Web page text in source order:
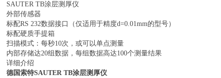
SAUTER TB涂层测厚仪
外部传感器
标配RS 232数据接口（仅适用于精度d=0.01mm的型号）
标配硬质手提箱
扫描模式：每秒10次，或可以单点测量
内部存储达20组数据，每组数据高达100个测量结果
详细介绍
德国索特SAUTER TB涂层测厚仪